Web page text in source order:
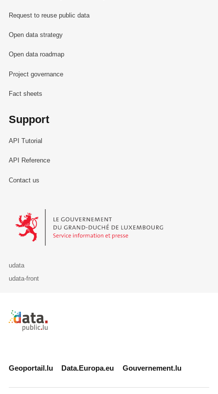
Request to reuse public data
Open data strategy
Open data roadmap
Project governance
Fact sheets
Support
API Tutorial
API Reference
Contact us
Le Gouvernement du Grand-Duché de Luxembourg - Service
udata
udata-front
Retour à l'accueil de data.public.lu
Geoportail.lu Data.Europa.eu Gouvernement.lu